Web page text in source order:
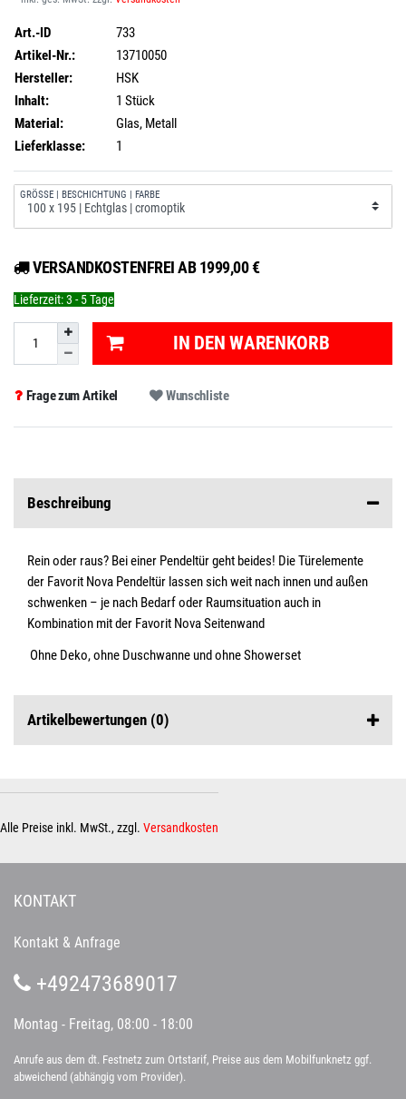
Art.-ID
733
Artikel-Nr.:
13710050
Hersteller:
HSK
Inhalt:
1 Stück
Material:
Glas, Metall
Lieferklasse:
1
GRÖSSE | BESCHICHTUNG | FARBE
VERSANDKOSTENFREI AB 1999,00 €
Lieferzeit:3 - 5 Tage
IN DEN WARENKORB
Frage zum Artikel Wunschliste
Beschreibung
Rein oder raus? Bei einer Pendeltür geht beides! Die Türelemente
der Favorit Nova Pendeltür lassen sich weit nach innen und außen
schwenken – je nach Bedarf oder Raumsituation auch in
Kombination mit der Favorit Nova Seitenwand
Ohne Deko, ohne Duschwanne und ohne Showerset
Artikelbewertungen (0)
Alle Preise inkl. MwSt., zzgl. Versandkosten
KONTAKT
Kontakt & Anfrage
+492473689017
Montag - Freitag, 08:00 - 18:00
Anrufe aus dem dt. Festnetz zum Ortstarif, Preise aus dem Mobilfunknetz ggf.
abweichend (abhängig vom Provider).